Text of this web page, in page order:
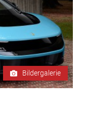
Bildergalerie